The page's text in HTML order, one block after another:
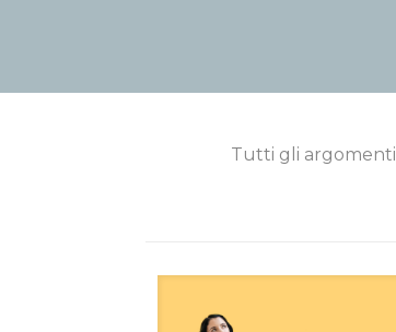
Tutti gli argomenti